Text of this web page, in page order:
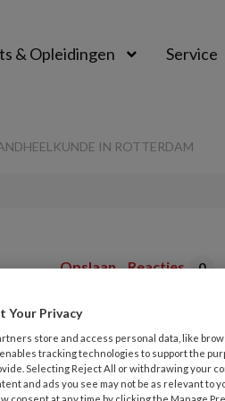
& Opleidingen Service
IN ROTTERDAM
Opslaan Reacties 0
Rotterdam
Your Privacy
store and access personal data, like
tracking technologies to support the
Selecting Reject All or withdrawing your
and ads you see may not be as relevant to